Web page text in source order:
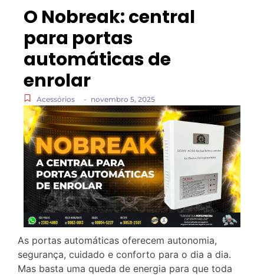
O Nobreak: central
para portas
automáticas de
enrolar
Acessórios - novembro 5, 2025
As portas automáticas oferecem autonomia,
segurança, cuidado e conforto para o dia a dia.
Mas basta uma queda de energia para que toda